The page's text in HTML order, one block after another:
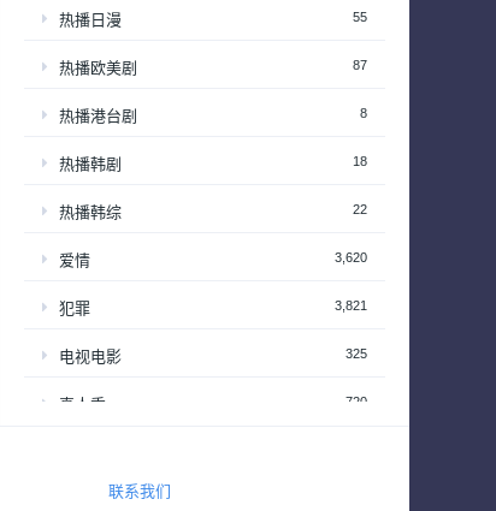
热播日漫 55
热播欧美剧 87
热播港台剧 8
热播韩剧 18
热播韩综 22
爱情 3,620
犯罪 3,821
电视电影 325
真人秀 720
真人秀 – 情感和生活
联系我们